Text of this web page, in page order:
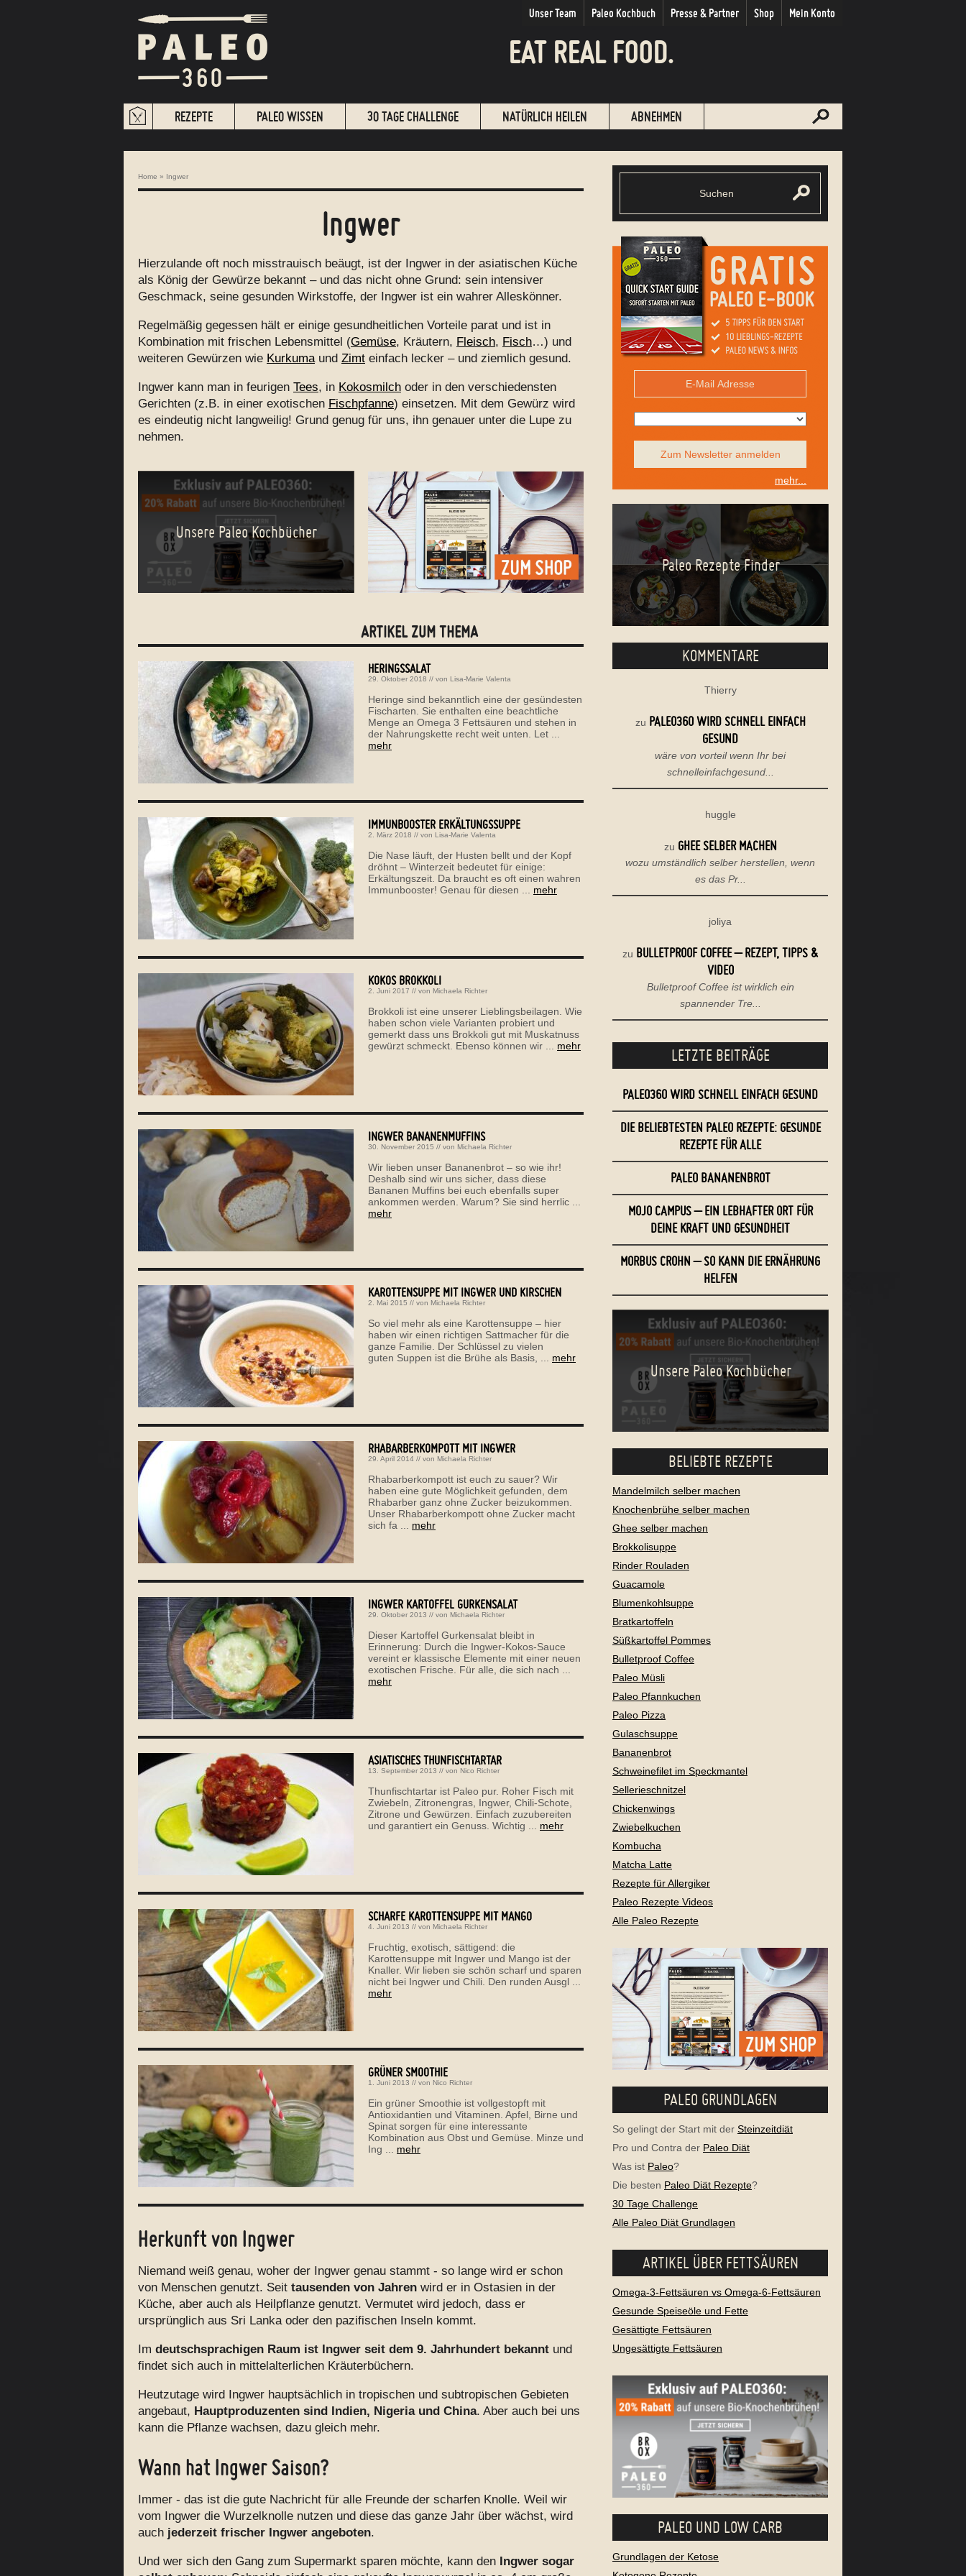
EAT REAL FOOD.
Unser Team Paleo Kochbuch Presse & Partner Shop Mein Konto
REZEPTE PALEO WISSEN 30 TAGE CHALLENGE NATÜRLICH HEILEN ABNEHMEN
Home » Ingwer
Ingwer
Hierzulande oft noch misstrauisch beäugt, ist der Ingwer in der asiatischen Küche
als König der Gewürze bekannt – und das nicht ohne Grund: sein intensiver
Geschmack, seine gesunden Wirkstoffe, der Ingwer ist ein wahrer Alleskönner.
Regelmäßig gegessen hält er einige gesundheitlichen Vorteile parat und ist in
Kombination mit frischen Lebensmittel (Gemüse, Kräutern, Fleisch, Fisch…) und
weiteren Gewürzen wie Kurkuma und Zimt einfach lecker – und ziemlich gesund.
Ingwer kann man in feurigen Tees, in Kokosmilch oder in den verschiedensten
Gerichten (z.B. in einer exotischen Fischpfanne) einsetzen. Mit dem Gewürz wird
es eindeutig nicht langweilig! Grund genug für uns, ihn genauer unter die Lupe zu
nehmen.
Unsere Paleo Kochbücher
ARTIKEL ZUM THEMA
HERINGSSALAT
29. Oktober 2018 // von Lisa-Marie Valenta
Heringe sind bekanntlich eine der gesündesten
Fischarten. Sie enthalten eine beachtliche
Menge an Omega 3 Fettsäuren und stehen in
der Nahrungskette recht weit unten. Let ...
mehr
IMMUNBOOSTER ERKÄLTUNGSSUPPE
2. März 2018 // von Lisa-Marie Valenta
Die Nase läuft, der Husten bellt und der Kopf
dröhnt – Winterzeit bedeutet für einige:
Erkältungszeit. Da braucht es oft einen wahren
Immunbooster! Genau für diesen ... mehr
KOKOS BROKKOLI
2. Juni 2017 // von Michaela Richter
Brokkoli ist eine unserer Lieblingsbeilagen. Wie
haben schon viele Varianten probiert und
gemerkt dass uns Brokkoli gut mit Muskatnuss
gewürzt schmeckt. Ebenso können wir ... mehr
INGWER BANANENMUFFINS
30. November 2015 // von Michaela Richter
Wir lieben unser Bananenbrot – so wie ihr!
Deshalb sind wir uns sicher, dass diese
Bananen Muffins bei euch ebenfalls super
ankommen werden. Warum? Sie sind herrlic ...
mehr
KAROTTENSUPPE MIT INGWER UND KIRSCHEN
2. Mai 2015 // von Michaela Richter
So viel mehr als eine Karottensuppe – hier
haben wir einen richtigen Sattmacher für die
ganze Familie. Der Schlüssel zu vielen
guten Suppen ist die Brühe als Basis, ... mehr
RHABARBERKOMPOTT MIT INGWER
29. April 2014 // von Michaela Richter
Rhabarberkompott ist euch zu sauer? Wir
haben eine gute Möglichkeit gefunden, dem
Rhabarber ganz ohne Zucker beizukommen.
Unser Rhabarberkompott ohne Zucker macht
sich fa ... mehr
INGWER KARTOFFEL GURKENSALAT
29. Oktober 2013 // von Michaela Richter
Dieser Kartoffel Gurkensalat bleibt in
Erinnerung: Durch die Ingwer-Kokos-Sauce
vereint er klassische Elemente mit einer neuen
exotischen Frische. Für alle, die sich nach ...
mehr
ASIATISCHES THUNFISCHTARTAR
13. September 2013 // von Nico Richter
Thunfischtartar ist Paleo pur. Roher Fisch mit
Zwiebeln, Zitronengras, Ingwer, Chili-Schote,
Zitrone und Gewürzen. Einfach zuzubereiten
und garantiert ein Genuss. Wichtig ... mehr
SCHARFE KAROTTENSUPPE MIT MANGO
4. Juni 2013 // von Michaela Richter
Fruchtig, exotisch, sättigend: die
Karottensuppe mit Ingwer und Mango ist der
Knaller. Wir lieben sie schön scharf und sparen
nicht bei Ingwer und Chili. Den runden Ausgl ...
mehr
GRÜNER SMOOTHIE
1. Juni 2013 // von Nico Richter
Ein grüner Smoothie ist vollgestopft mit
Antioxidantien und Vitaminen. Apfel, Birne und
Spinat sorgen für eine interessante
Kombination aus Obst und Gemüse. Minze und
Ing ... mehr
Herkunft von Ingwer
Niemand weiß genau, woher der Ingwer genau stammt - so lange wird er schon
von Menschen genutzt. Seit tausenden von Jahren wird er in Ostasien in der
Küche, aber auch als Heilpflanze genutzt. Vermutet wird jedoch, dass er
ursprünglich aus Sri Lanka oder den pazifischen Inseln kommt.
Im deutschsprachigen Raum ist Ingwer seit dem 9. Jahrhundert bekannt und
findet sich auch in mittelalterlichen Kräuterbüchern.
Heutzutage wird Ingwer hauptsächlich in tropischen und subtropischen Gebieten
angebaut, Hauptproduzenten sind Indien, Nigeria und China. Aber auch bei uns
kann die Pflanze wachsen, dazu gleich mehr.
Wann hat Ingwer Saison?
Immer - das ist die gute Nachricht für alle Freunde der scharfen Knolle. Weil wir
vom Ingwer die Wurzelknolle nutzen und diese das ganze Jahr über wächst, wird
auch jederzeit frischer Ingwer angeboten.
Und wer sich den Gang zum Supermarkt sparen möchte, kann den Ingwer sogar
Zum Newsletter anmelden
mehr...
Paleo Rezepte Finder
KOMMENTARE
Thierry
zu PALEO360 WIRD SCHNELL EINFACH
GESUND
wäre von vorteil wenn Ihr bei
schnelleinfachgesund...
huggle
zu GHEE SELBER MACHEN
wozu umständlich selber herstellen, wenn
es das Pr...
joliya
zu BULLETPROOF COFFEE – REZEPT, TIPPS &
VIDEO
Bulletproof Coffee ist wirklich ein
spannender Tre...
LETZTE BEITRÄGE
PALEO360 WIRD SCHNELL EINFACH GESUND
DIE BELIEBTESTEN PALEO REZEPTE: GESUNDE
REZEPTE FÜR ALLE
PALEO BANANENBROT
MOJO CAMPUS – EIN LEBHAFTER ORT FÜR
DEINE KRAFT UND GESUNDHEIT
MORBUS CROHN – SO KANN DIE ERNÄHRUNG
HELFEN
Unsere Paleo Kochbücher
BELIEBTE REZEPTE
Mandelmilch selber machen
Knochenbrühe selber machen
Ghee selber machen
Brokkolisuppe
Rinder Rouladen
Guacamole
Blumenkohlsuppe
Bratkartoffeln
Süßkartoffel Pommes
Bulletproof Coffee
Paleo Müsli
Paleo Pfannkuchen
Paleo Pizza
Gulaschsuppe
Bananenbrot
Schweinefilet im Speckmantel
Sellerieschnitzel
Chickenwings
Zwiebelkuchen
Kombucha
Matcha Latte
Rezepte für Allergiker
Paleo Rezepte Videos
Alle Paleo Rezepte
PALEO GRUNDLAGEN
So gelingt der Start mit der Steinzeitdiät
Pro und Contra der Paleo Diät
Was ist Paleo?
Die besten Paleo Diät Rezepte?
30 Tage Challenge
Alle Paleo Diät Grundlagen
ARTIKEL ÜBER FETTSÄUREN
Omega-3-Fettsäuren vs Omega-6-Fettsäuren
Gesunde Speiseöle und Fette
Gesättigte Fettsäuren
Ungesättigte Fettsäuren
PALEO UND LOW CARB
Grundlagen der Ketose